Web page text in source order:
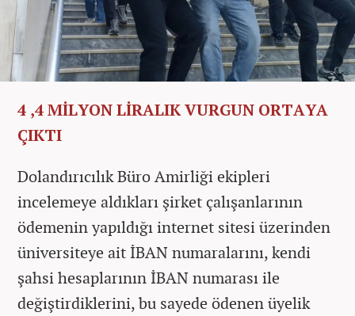
4 ,4 MİLYON LİRALIK VURGUN ORTAYA
ÇIKTI
Dolandırıcılık Büro Amirliği ekipleri
incelemeye aldıkları şirket çalışanlarının
ödemenin yapıldığı internet sitesi üzerinden
üniversiteye ait İBAN numaralarını, kendi
şahsi hesaplarının İBAN numarası ile
değiştirdiklerini, bu sayede ödenen üyelik